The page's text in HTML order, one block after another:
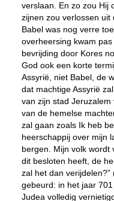
verslaan. En zo zou Hij
zijnen zou verlossen
Babel was nog verre
overheersing kwam
bevrijding door Kores
God ook een korte
Assyrië, niet Babel, de
dat machtige Assyrië
van zijn stad
van de hemelse
zal gaan zoals Ik heb
heerschappij over mijn
bergen. Mijn volk
dit besloten heeft, de
zal het dan
gebeurd: in het jaar
Judea volledig